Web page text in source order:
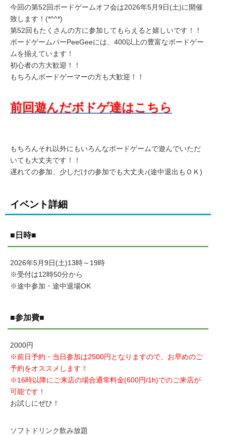
今回の第52回ボードゲームオフ会は2026年5月9日(土)に開催
致します！(*^^*)
第52回もたくさんの方に参加してもらえると嬉しいです！！
ボードゲームバーPeeGeeには、400以上の豊富なボードゲー
ムを揃えています！
初心者の方大歓迎！！
もちろんボードゲーマーの方も大歓迎！！
前回遊んだボドゲ達はこちら
もちろんそれ以外にもいろんなボードゲームで遊んでいただ
いても大丈夫です！！
遅れての参加、少しだけの参加でも大丈夫♪(途中退出もＯＫ)
イベント詳細
■日時■
2026年5月9日(土)13時～19時
※受付は12時50分から
※途中参加・途中退場OK
■参加費■
2000円
※前日予約・当日参加は2500円となりますので、お早めのご
予約をオススメします！
※16時以降にご来店の場合通常料金(600円/1h)でのご来店が
可能です！
お試しにぜひ！
ソフトドリンク飲み放題